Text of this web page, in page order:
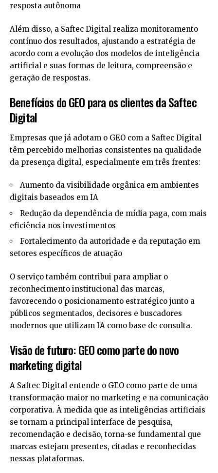
resposta autônoma
Além disso, a Saftec Digital realiza monitoramento
contínuo dos resultados, ajustando a estratégia de
acordo com a evolução dos modelos de inteligência
artificial e suas formas de leitura, compreensão e
geração de respostas.
Benefícios do GEO para os clientes da Saftec
Digital
Empresas que já adotam o GEO com a Saftec Digital
têm percebido melhorias consistentes na qualidade
da presença digital, especialmente em três frentes:
Aumento da visibilidade orgânica em ambientes
digitais baseados em IA
Redução da dependência de mídia paga, com mais
eficiência nos investimentos
Fortalecimento da autoridade e da reputação em
setores específicos de atuação
O serviço também contribui para ampliar o
reconhecimento institucional das marcas,
favorecendo o posicionamento estratégico junto a
públicos segmentados, decisores e buscadores
modernos que utilizam IA como base de consulta.
Visão de futuro: GEO como parte do novo
marketing digital
A Saftec Digital entende o GEO como parte de uma
transformação maior no marketing e na comunicação
corporativa. À medida que as inteligências artificiais
se tornam a principal interface de pesquisa,
recomendação e decisão, torna-se fundamental que
marcas estejam presentes, citadas e reconhecidas
nessas plataformas.